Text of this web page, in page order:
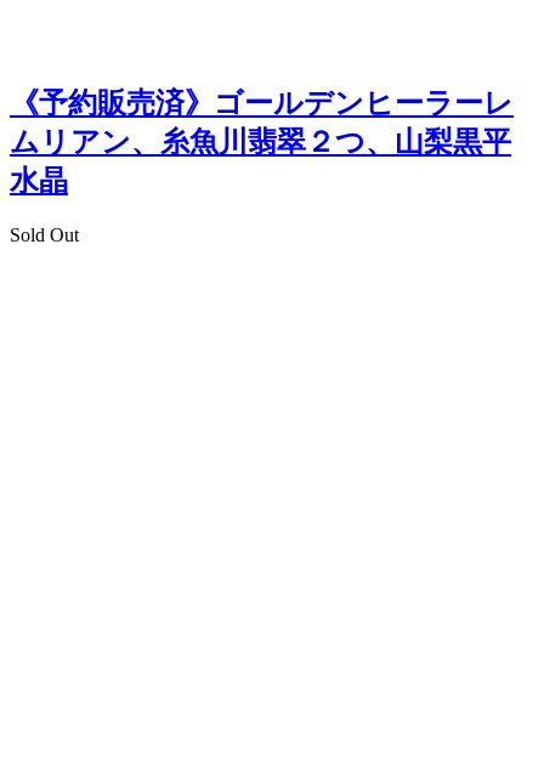
《予約販売済》ゴールデンヒーラーレ
ムリアン、糸魚川翡翠２つ、山梨黒平
水晶
Sold Out